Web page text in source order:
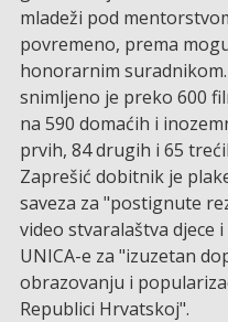
mladeži pod
povremeno, prema
honorarnim
snimljeno je preko 600
na 590 domaćih i
prvih, 84 drugih i 65
Zaprešić dobitnik je
saveza za "postignute
video stvaralaštva djece
UNICA-e za "izuzetan
obrazovanju i
Republici Hrvatskoj".